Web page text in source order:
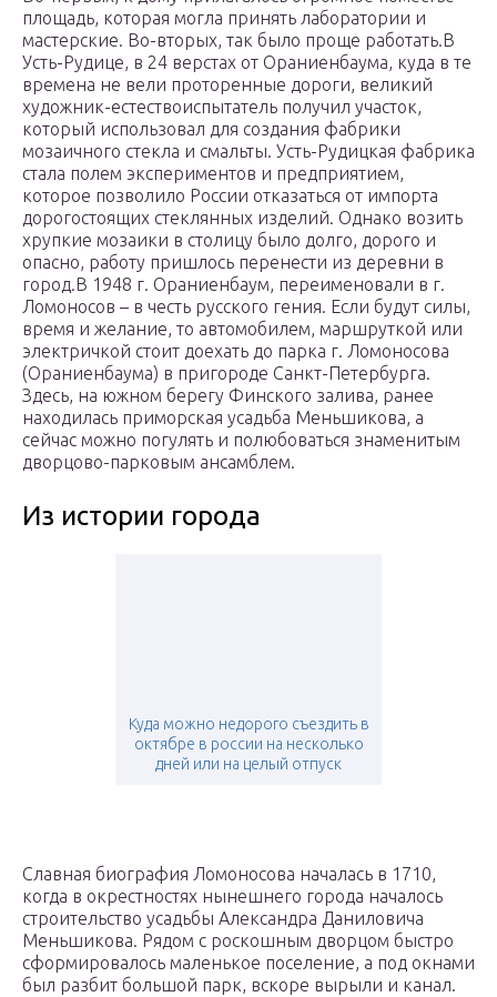
площадь, которая могла принять лаборатории и
мастерские. Во-вторых, так было проще работать.В
Усть-Рудице, в 24 верстах от Ораниенбаума, куда в те
времена не вели проторенные дороги, великий
художник-естествоиспытатель получил участок,
который использовал для создания фабрики
мозаичного стекла и смальты. Усть-Рудицкая фабрика
стала полем экспериментов и предприятием,
которое позволило России отказаться от импорта
дорогостоящих стеклянных изделий. Однако возить
хрупкие мозаики в столицу было долго, дорого и
опасно, работу пришлось перенести из деревни в
город.В 1948 г. Ораниенбаум, переименовали в г.
Ломоносов – в честь русского гения. Если будут силы,
время и желание, то автомобилем, маршруткой или
электричкой стоит доехать до парка г. Ломоносова
(Ораниенбаума) в пригороде Санкт-Петербурга.
Здесь, на южном берегу Финского залива, ранее
находилась приморская усадьба Меньшикова, а
сейчас можно погулять и полюбоваться знаменитым
дворцово-парковым ансамблем.
Из истории города
Куда можно недорого съездить в
октябре в россии на несколько
дней или на целый отпуск
Славная биография Ломоносова началась в 1710,
когда в окрестностях нынешнего города началось
строительство усадьбы Александра Даниловича
Меньшикова. Рядом с роскошным дворцом быстро
сформировалось маленькое поселение, а под окнами
был разбит большой парк, вскоре вырыли и канал.